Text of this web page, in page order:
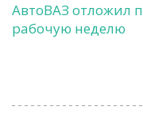
АвтоВАЗ отложил
рабочую неделю